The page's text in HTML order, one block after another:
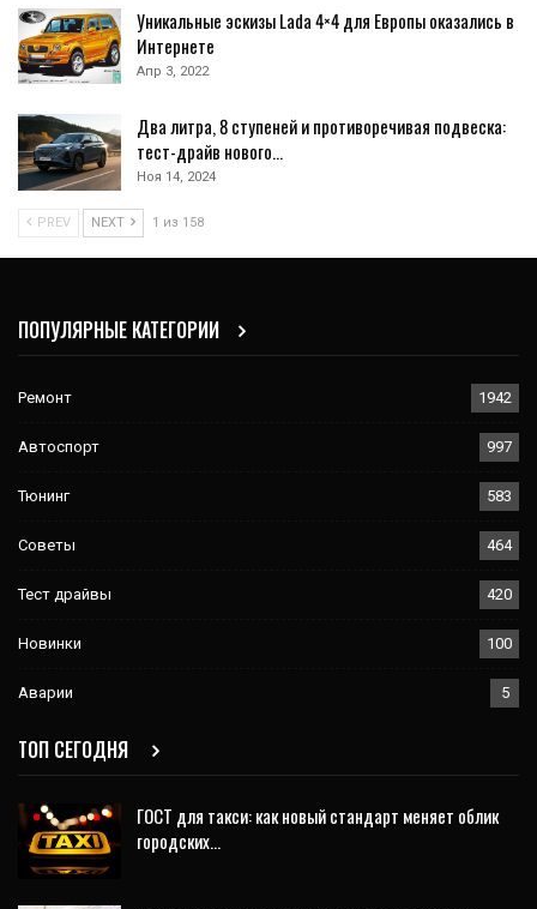
Уникальные эскизы Lada 4×4 для Европы оказались в
Интернете
Апр 3, 2022
Два литра, 8 ступеней и противоречивая подвеска:
тест-драйв нового…
Ноя 14, 2024
PREV NEXT 1 из 158
ПОПУЛЯРНЫЕ КАТЕГОРИИ
Ремонт 1942
Автоспорт 997
Тюнинг 583
Советы 464
Тест драйвы 420
Новинки 100
Аварии 5
ТОП СЕГОДНЯ
ГОСТ для такси: как новый стандарт меняет облик
городских…